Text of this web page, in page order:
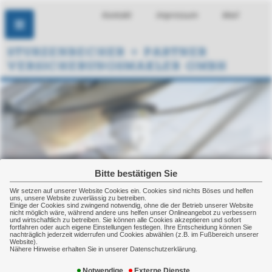
Bitte bestätigen Sie
Wir setzen auf unserer Website Cookies ein. Cookies sind nichts Böses und helfen
uns, unsere Website zuverlässig zu betreiben.
Einige der Cookies sind zwingend notwendig, ohne die der Betrieb unserer Website
nicht möglich wäre, während andere uns helfen unser Onlineangebot zu verbessern
und wirtschaftlich zu betreiben. Sie können alle Cookies akzeptieren und sofort
fortfahren oder auch eigene Einstellungen festlegen. Ihre Entscheidung können Sie
nachträglich jederzeit widerrufen und Cookies abwählen (z.B. im Fußbereich unserer
Website).
Nähere Hinweise erhalten Sie in unserer Datenschutzerklärung.
Kontakt Impressum Mail